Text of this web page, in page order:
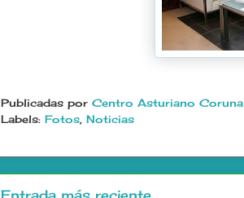
Publicadas por Centro Asturiano Coruna
Labels: Fotos, Noticias
Entrada más reciente